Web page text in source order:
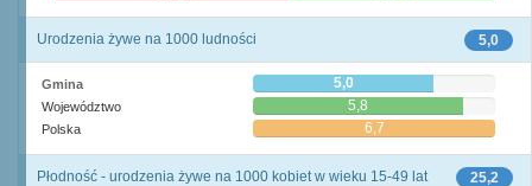
5,0
Urodzenia żywe na 1000 ludności
Gmina 5,0
Województwo 5,8
Polska 6,7
25,2
Płodność - urodzenia żywe na 1000 kobiet w wieku 15-49 lat